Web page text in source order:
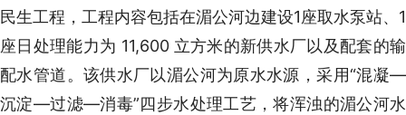
民生工程，工程内容包括在湄公河边建设1座取水泵站、1
座日处理能力为 11,600 立方米的新供水厂以及配套的输
配水管道。该供水厂以湄公河为原水水源，采用“混凝—
沉淀—过滤—消毒”四步水处理工艺，将浑浊的湄公河水